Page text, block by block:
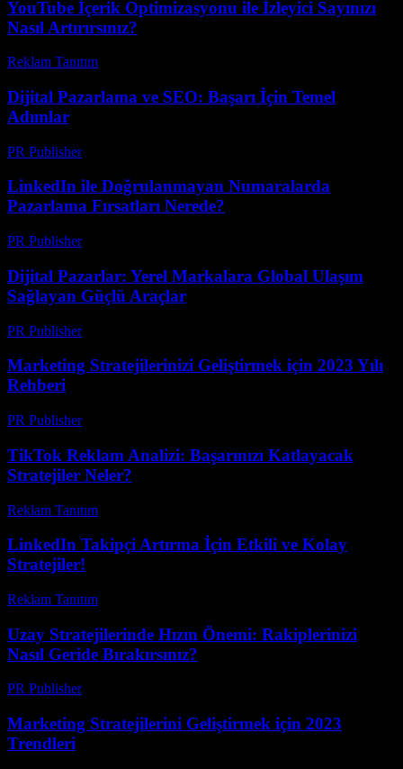
YouTube İçerik Optimizasyonu ile İzleyici Sayınızı
Nasıl Artırırsınız?
Reklam Tanıtım
Dijital Pazarlama ve SEO: Başarı İçin Temel
Adımlar
PR Publisher-
LinkedIn ile Doğrulanmayan Numaralarda
Pazarlama Fırsatları Nerede?
PR Publisher-
Dijital Pazarlar: Yerel Markalara Global Ulaşım
Sağlayan Güçlü Araçlar
PR Publisher-
Marketing Stratejilerinizi Geliştirmek için 2023 Yılı
Rehberi
PR Publisher-
TikTok Reklam Analizi: Başarınızı Katlayacak
Stratejiler Neler?
Reklam Tanıtım
LinkedIn Takipçi Artırma İçin Etkili ve Kolay
Stratejiler!
Reklam Tanıtım
Uzay Stratejilerinde Hızın Önemi: Rakiplerinizi
Nasıl Geride Bırakırsınız?
PR Publisher-
Marketing Stratejilerini Geliştirmek için 2023
Trendleri